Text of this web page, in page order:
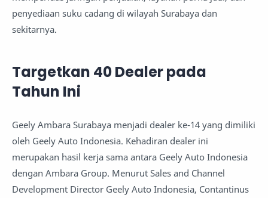
penyediaan suku cadang di wilayah Surabaya dan
sekitarnya.
Targetkan 40 Dealer pada
Tahun Ini
Geely Ambara Surabaya menjadi dealer ke-14 yang dimiliki
oleh Geely Auto Indonesia. Kehadiran dealer ini
merupakan hasil kerja sama antara Geely Auto Indonesia
dengan Ambara Group. Menurut Sales and Channel
Development Director Geely Auto Indonesia, Contantinus